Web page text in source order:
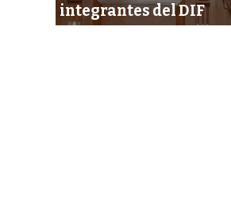
integrantes del DIF